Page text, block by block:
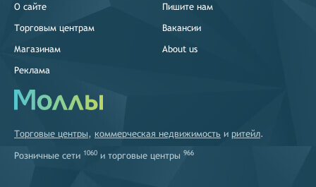
О сайте
Торговым центрам
Магазинам
Реклама
Пишите нам
Вакансии
About us
Торговые центры, коммерческая недвижимость и ритейл.
Розничные сети 1060 и торговые центры 966